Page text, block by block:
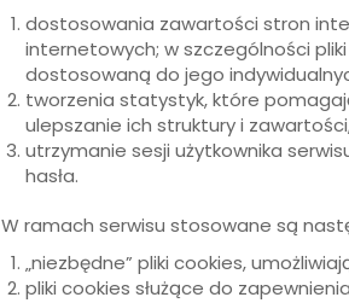
dostosowania zawartości stron
internetowych; w szczególności
dostosowaną do jego
tworzenia statystyk, które
ulepszanie ich struktury i
utrzymanie sesji użytkownika
hasła.
W ramach serwisu stosowane są
„niezbędne” pliki cookies,
pliki cookies służące do